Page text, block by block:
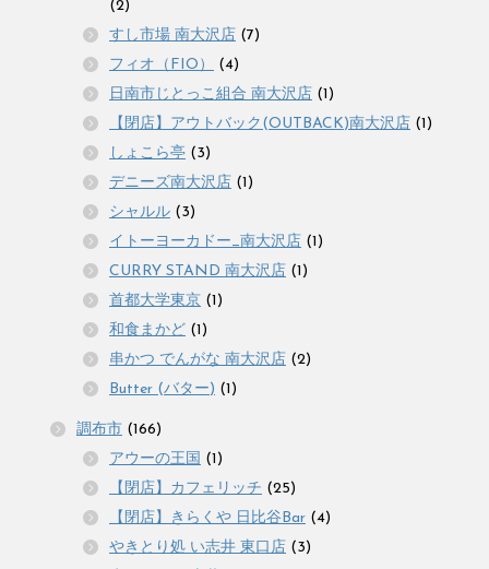
(2)
すし市場 南大沢店 (7)
フィオ（FIO）
(4)
日南市じとっこ組合 南大沢店 (1)
【閉店】アウトバック(OUTBACK)南大沢店 (1)
しょこら亭 (3)
デニーズ南大沢店 (1)
シャルル (3)
イトーヨーカドー_南大沢店 (1)
CURRY STAND 南大沢店 (1)
首都大学東京 (1)
和食まかど (1)
串かつ でんがな 南大沢店 (2)
Butter (バター) (1)
調布市 (166)
アウーの王国 (1)
【閉店】カフェリッチ (25)
【閉店】きらくや 日比谷Bar (4)
やきとり処 い志井 東口店 (3)